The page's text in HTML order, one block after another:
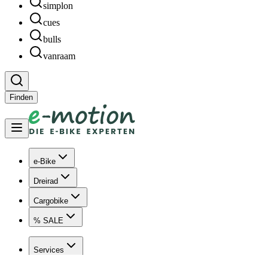
simplon
cues
bulls
vanraam
Finden
e-Bike
Dreirad
Cargobike
% SALE
Services